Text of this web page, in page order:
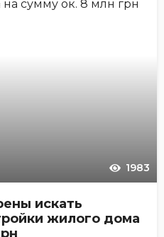
1983
искать
жилого дома